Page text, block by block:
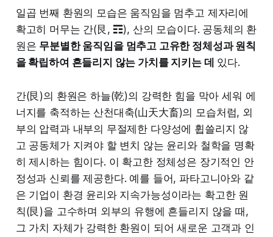
일곱 번째 환원의 모습은 움직임을 멈추고 제자리에
확고히 머무는 간(艮, ☶), 산의 모습이다. 공동체의 환
원은 무분별한 움직임을 멈추고 고유한 정체성과 원칙
을 확립하여 흔들리지 않는 가치를 지키는 데 있다.
간(艮)의 환원은 하늘(乾)의 강력한 힘을 막아 세워 에
너지를 축적하는 산천대축(山天大畜)의 모습처럼, 외
부의 압력과 내부의 무절제한 다양성에 휩쓸리지 않
고 공동체가 지켜야 할 변치 않는 윤리와 철학을 명확
히 제시하는 힘이다. 이 확고한 정체성은 장기적인 안
정성과 신뢰를 제공한다. 예를 들어, 파타고니아와 같
은 기업이 환경 윤리와 지속가능성이라는 확고한 원
칙(艮)을 고수하며 외부의 유행에 흔들리지 않을 때,
그 가치 자체가 강력한 환원이 되어 새로운 고객과 인